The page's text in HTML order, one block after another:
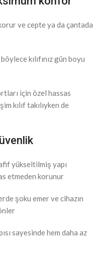
ve cepte ya da çantada
kılıfınız gün boyu
için özel hassas
kılıf takılıyken de
yükseltilmiş yapı
etmeden korunur
şoku emer ve cihazın
sayesinde hem daha az